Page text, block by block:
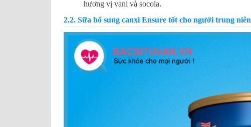
hương vị vani và socola.
2.2. Sữa bổ sung canxi Ensure tốt cho người trung niên